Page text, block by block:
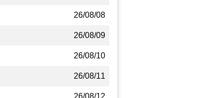
26/08/08
26/08/09
26/08/10
26/08/11
26/08/12